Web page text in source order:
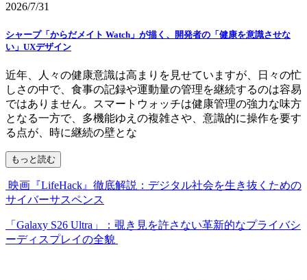
2026/7/31
シャープ「からだメイト Watch」が描く、開発者の「健康を意識させな
い」UXデザイン
近年、人々の健康意識は高まりを見せていますが、日々の忙
しさの中で、食事の記録や運動量の管理を継続するのは容易
ではありません。スマートウォッチは健康管理の強力な味方
となる一方で、多機能ゆえの複雑さや、意識的に操作を要す
る点が、時に継続の壁とな
もっと読む
映画『LifeHack』徹底解説：デジタル社会を生き抜くための
サイバーサスペンス
「Galaxy S26 Ultra」：覗き見を許さない革新的なプライバシ
ーディスプレイの全貌